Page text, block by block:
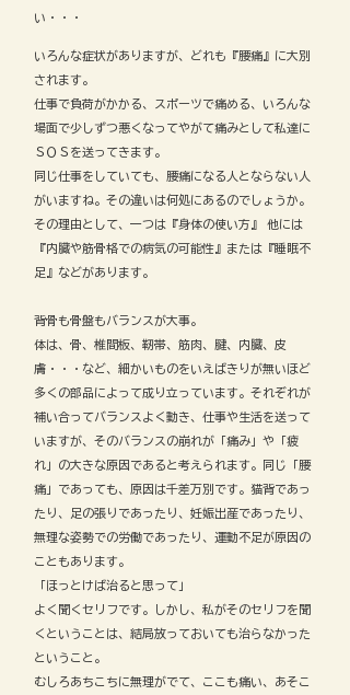
い・・・
いろんな症状がありますが、どれも『腰痛』に大別
されます。
仕事で負荷がかかる、スポーツで痛める、いろんな
場面で少しずつ悪くなってやがて痛みとして私達に
ＳＯＳを送ってきます。
同じ仕事をしていても、腰痛になる人とならない人
がいますね。その違いは何処にあるのでしょうか。
その理由として、一つは『身体の使い方』 他には
『内臓や筋骨格での病気の可能性』または『睡眠不
足』などがあります。
背骨も骨盤もバランスが大事。
体は、骨、椎間板、靭帯、筋肉、腱、内臓、皮
膚・・・など、細かいものをいえばきりが無いほど
多くの部品によって成り立っています。それぞれが
補い合ってバランスよく動き、仕事や生活を送って
いますが、そのバランスの崩れが「痛み」や「疲
れ」の大きな原因であると考えられます。同じ「腰
痛」であっても、原因は千差万別です。猫背であっ
たり、足の張りであったり、妊娠出産であったり、
無理な姿勢での労働であったり、運動不足が原因の
こともあります。
「ほっとけば治ると思って」
よく聞くセリフです。しかし、私がそのセリフを聞
くということは、結局放っておいても治らなかった
ということ。
むしろあちこちに無理がでて、ここも痛い、あそこ